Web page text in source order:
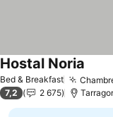
Bed & Breakfast
Hostal Noria
7,2 2 675